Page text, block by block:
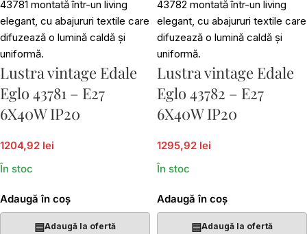
Lustra vintage Edale
Eglo 43781 – E27
6X40W IP20
1204,92 lei
În stoc
Adaugă în coș
▤Adaugă la ofertă
Lustra vintage Edale
Eglo 43782 – E27
6X40W IP20
1295,92 lei
În stoc
Adaugă în coș
▤Adaugă la ofertă